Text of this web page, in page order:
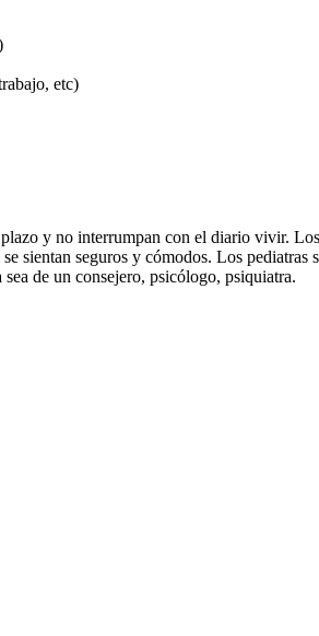
etc)
y no interrumpan con el diario vivir.
sientan seguros y cómodos. Los
de un consejero, psicólogo, psiquiatra.